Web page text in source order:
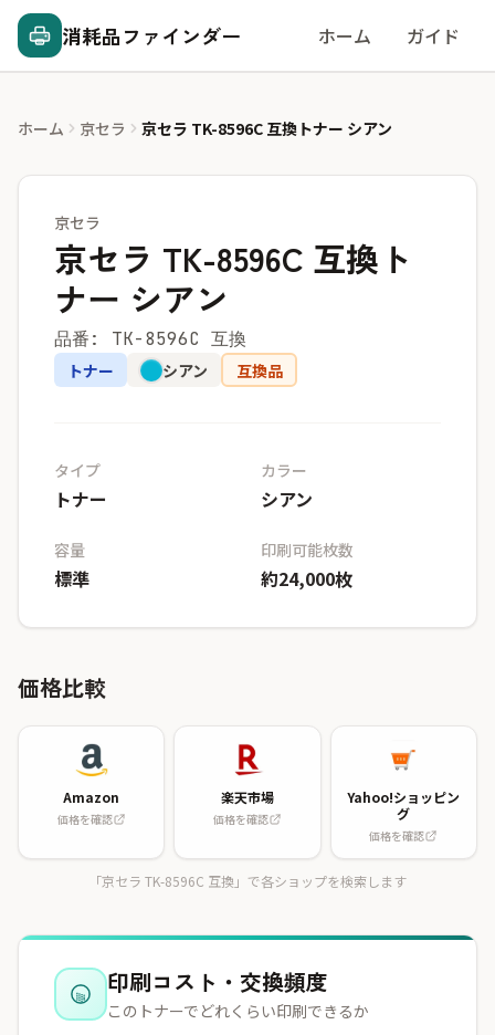
消耗品ファインダー ホーム ガイド
ホーム 京セラ 京セラ TK-8596C 互換トナー シアン
京セラ
京セラ TK-8596C 互換ト
ナー シアン
品番: TK-8596C 互換
トナー シアン 互換品
タイプ
トナー
カラー
シアン
容量
標準
印刷可能枚数
約24,000枚
価格比較
Amazon
価格を確認
楽天市場
価格を確認
Yahoo!ショッピン
グ
価格を確認
「京セラ TK-8596C 互換」で各ショップを検索します
印刷コスト・交換頻度
このトナーでどれくらい印刷できるか